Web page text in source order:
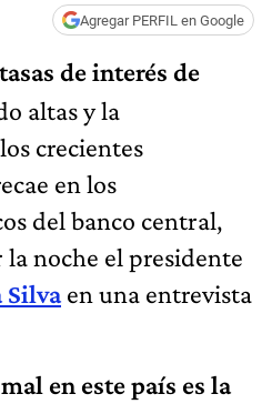
Agregar PERFIL en Google
tasas de interés de
altas y la
crecientes
en los
del banco central,
noche el presidente
Silvaen una entrevista
en este país es la